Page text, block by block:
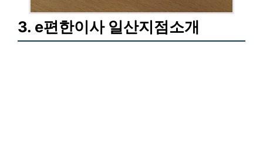
3. e편한이사 일산지점소개